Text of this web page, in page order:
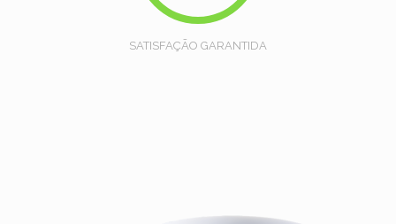
SATISFAÇÃO GARANTIDA